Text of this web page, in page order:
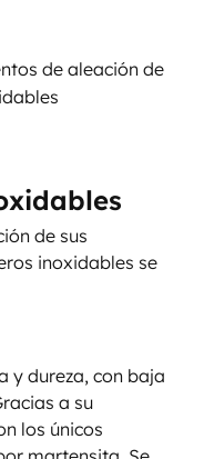
de aleación de
de sus
inoxidables se
y dureza, con baja
a su
los únicos